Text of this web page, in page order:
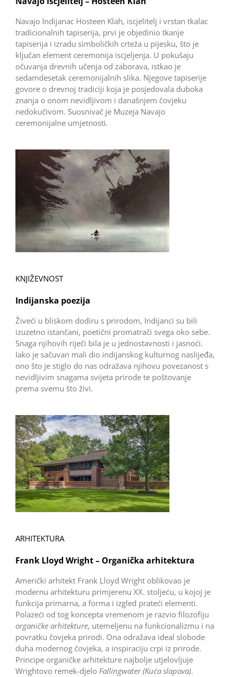
Navajo Indijanac Hosteen Klah, iscjelitelj i vrstan tkalac
tradicionalnih tapiserija, prvi je objedinio tkanje
tapiserija i izradu simboličkih crteža u pijesku, što je
ključan element ceremonija iscjeljenja. U pokušaju
očuvanja drevnih učenja od zaborava, istkao je
sedamdesetak ceremonijalnih slika. Njegove tapiserije
govore o drevnoj tradiciji koja je posjedovala duboka
znanja o onom nevidljivom i današnjem čovjeku
nedokučivom. Suosnivač je Muzeja Navajo
ceremonijalne umjetnosti.
KNJIŽEVNOST
Indijanska poezija
Živeći u bliskom dodiru s prirodom, Indijanci su bili
izuzetno istančani, poetični promatrači svega oko sebe.
Snaga njihovih riječi bila je u jednostavnosti i jasnoći.
Iako je sačuvan mali dio indijanskog kulturnog naslijeđa,
ono što je stiglo do nas odražava njihovu povezanost s
nevidljivim snagama svijeta prirode te poštovanje
prema svemu što živi.
ARHITEKTURA
Frank Lloyd Wright – Organička arhitektura
Američki arhitekt Frank Lloyd Wright oblikovao je
modernu arhitekturu primjerenu XX. stoljeću, u kojoj je
funkcija primarna, a forma i izgled prateći elementi.
Polazeći od tog koncepta vremenom je razvio filozofiju
organičke arhitekture, utemeljenu na funkcionalizmu i na
povratku čovjeka prirodi. Ona odražava ideal slobode
duha modernog čovjeka, a inspiraciju crpi iz prirode.
Principe organičke arhitekture najbolje utjelovljuje
Wrightovo remek-djelo Fallingwater (Kuća slapova).